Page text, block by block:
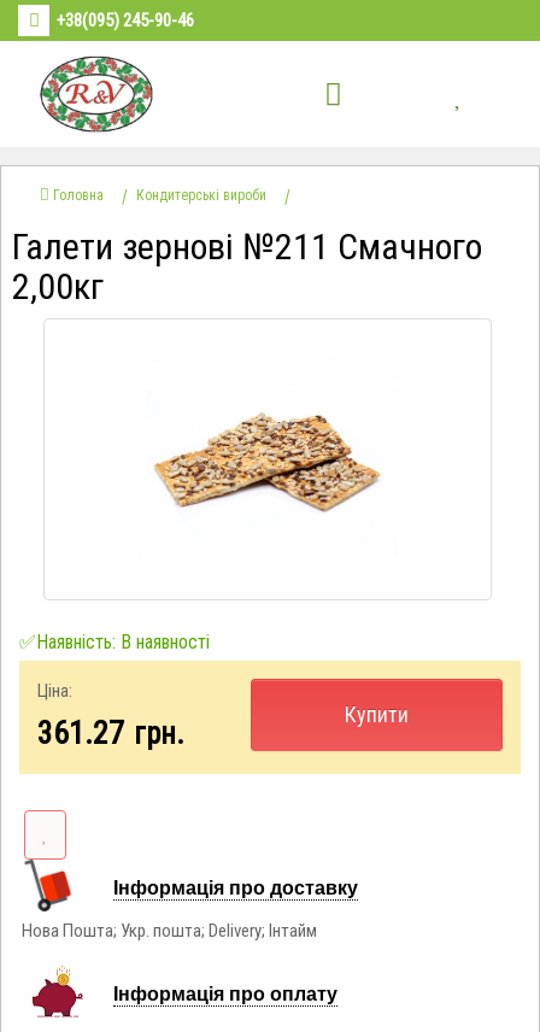
+38(095) 245-90-46
Головна Кондитерські вироби
Галети зернові №211 Смачного
2,00кг
✅Наявність: В наявності
Ціна:
361.27 грн.
Купити
Інформація про доставку
Нова Пошта; Укр. пошта; Delivery; Інтайм
Інформація про оплату